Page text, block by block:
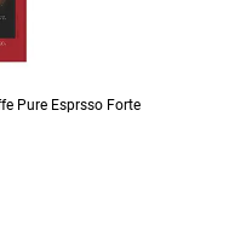
Pure Esprsso Forte